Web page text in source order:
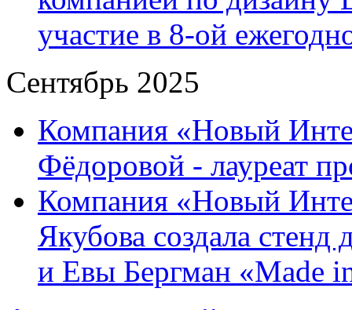
участие в 8-ой
Сентябрь 2025
Компания «Новый
Фёдоровой - лауреат
Компания «Новый
Якубова создала
и Евы Бергман «Made